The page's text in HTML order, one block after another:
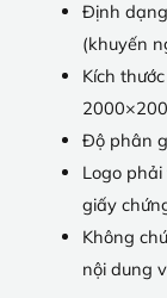
Định dạng
(khuyến
Kích
Độ phân
Logo
giấy
Không
nội dung